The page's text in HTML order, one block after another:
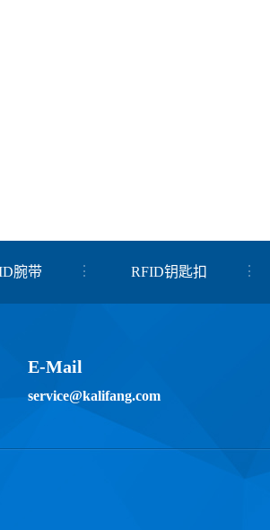
腕带 RFID钥匙扣
E-Mail
service@kalifang.com